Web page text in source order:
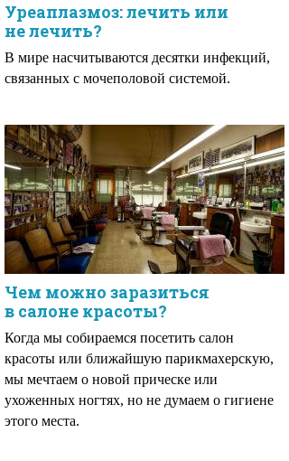
Уреаплазмоз: лечить или
не лечить?
В мире насчитываются десятки инфекций,
связанных с мочеполовой системой.
Чем можно заразиться
в салоне красоты?
Когда мы собираемся посетить салон
красоты или ближайшую парикмахерскую,
мы мечтаем о новой прическе или
ухоженных ногтях, но не думаем о гигиене
этого места.